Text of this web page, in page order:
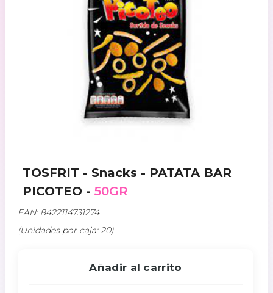
TOSFRIT - Snacks - PATATA BAR
PICOTEO - 50GR
EAN: 8422114731274
(Unidades por caja: 20)
Añadir al carrito